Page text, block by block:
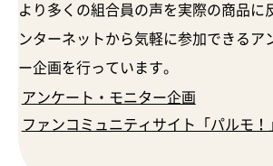
より多くの組合員の声を実際の商品に
ンターネットから気軽に参加できるア
ー企画を行っています。
アンケート・モニター企画
ファンコミュニティサイト「パルモ！